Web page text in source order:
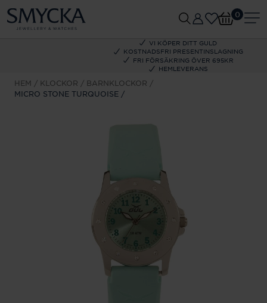
VI KÖPER DITT GULD
KOSTNADSFRI PRESENTINSLAGNING
FRI FÖRSÄKRING ÖVER 695KR
HEMLEVERANS
0
HEM KLOCKOR
BARNKLOCKOR
MICRO STONE TURQUOISE